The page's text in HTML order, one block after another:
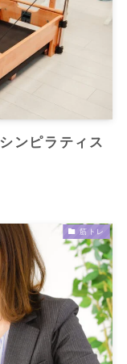
ンピラティス
筋トレ